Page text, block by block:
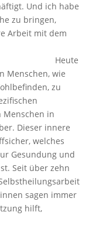
Und ich habe
zu bringen,
Arbeit mit dem
Menschen, wie
zu
in
Dieser innere
welches
Gesundung und
Seit über zehn
sagen immer
hilft,
sein.